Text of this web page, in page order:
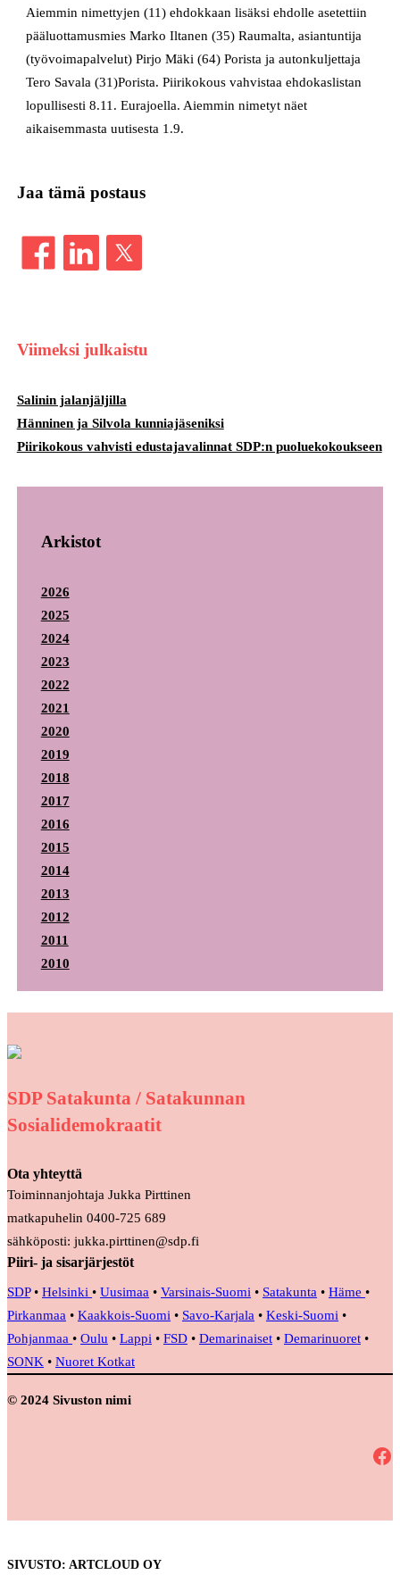
Aiemmin nimettyjen (11) ehdokkaan lisäksi ehdolle asetettiin
pääluottamusmies Marko Iltanen (35) Raumalta, asiantuntija
(työvoimapalvelut) Pirjo Mäki (64) Porista ja autonkuljettaja
Tero Savala (31)Porista. Piirikokous vahvistaa ehdokaslistan
lopullisesti 8.11. Eurajoella. Aiemmin nimetyt näet
aikaisemmasta uutisesta 1.9.
Jaa tämä postaus
Viimeksi julkaistu
Salinin jalanjäljilla
Hänninen ja Silvola kunniajäseniksi
Piirikokous vahvisti edustajavalinnat SDP:n puoluekokoukseen
Arkistot
2026
2025
2024
2023
2022
2021
2020
2019
2018
2017
2016
2015
2014
2013
2012
2011
2010
SDP Satakunta / Satakunnan
Sosialidemokraatit
Ota yhteyttä
Toiminnanjohtaja Jukka Pirttinen
matkapuhelin 0400-725 689
sähköposti: jukka.pirttinen@sdp.fi
Piiri- ja sisarjärjestöt
SDP• Helsinki • Uusimaa • Varsinais-Suomi • Satakunta • Häme •
Pirkanmaa • Kaakkois-Suomi • Savo-Karjala • Keski-Suomi •
Pohjanmaa • Oulu • Lappi • FSD • Demarinaiset • Demarinuoret •
SONK • Nuoret Kotkat
© 2024 Sivuston nimi
Facebook
SIVUSTO: ARTCLOUD OY